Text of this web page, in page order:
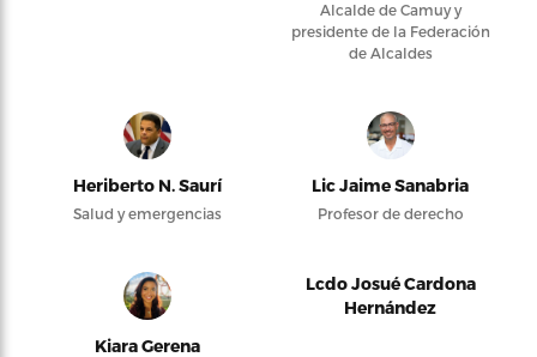
Alcalde de Camuy y
presidente de la Federación
de Alcaldes
Heriberto N. Saurí
Salud y emergencias
Lic Jaime Sanabria
Profesor de derecho
Kiara Gerena
Lcdo Josué Cardona
Hernández